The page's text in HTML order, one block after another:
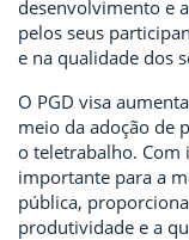
desenvolvimento e
pelos seus
e na qualidade dos
O PGD visa
meio da adoção de
o teletrabalho. Com
importante para a
pública,
produtividade e a